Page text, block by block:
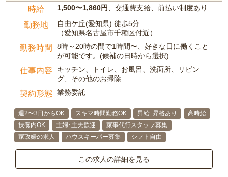
時給 1,500〜1,860円 、交通費支給、前払い制度あり
勤務地
自由ケ丘(愛知県) 徒歩5分
（愛知県名古屋市千種区付近）
勤務時間
8時～20時の間で1時間〜、好きな日に働くこと
が可能です。(候補の日時から選択)
仕事内容
キッチン、トイレ、お風呂、洗面所、リビン
グ、その他のお掃除
契約形態 業務委託
週2〜3日からOK スキマ時間勤務OK 昇給･昇格あり
高時給
扶養内OK
主婦･主夫歓迎
家事代行スタッフ募集
家政婦の求人
ハウスキーパー募集 シフト自由
この求人の詳細を見る